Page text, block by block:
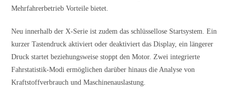
Mehrfahrerbetrieb Vorteile bietet.
Neu innerhalb der X-Serie ist zudem das schlüssellose Startsystem. Ein
kurzer Tastendruck aktiviert oder deaktiviert das Display, ein längerer
Druck startet beziehungsweise stoppt den Motor. Zwei integrierte
Fahrstatistik-Modi ermöglichen darüber hinaus die Analyse von
Kraftstoffverbrauch und Maschinenauslastung.